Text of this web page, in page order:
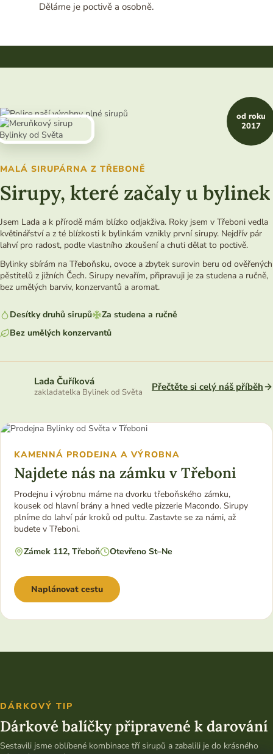
Děláme je poctivě a osobně.
MALÁ SIRUPÁRNA Z TŘEBONĚ
Sirupy, které začaly u bylinek
Jsem Lada a k přírodě mám blízko odjakživa. Roky jsem v Třeboni vedla
květinářství a z té blízkosti k bylinkám vznikly první sirupy. Nejdřív pár
lahví pro radost, podle vlastního zkoušení a chuti dělat to poctivě.
Bylinky sbírám na Třeboňsku, ovoce a zbytek surovin beru od ověřených
pěstitelů z jižních Čech. Sirupy nevařím, připravuji je za studena a ručně,
bez umělých barviv, konzervantů a aromat.
Desítky druhů sirupů
Za studena a ručně
Bez umělých konzervantů
Lada Čuříková
zakladatelka Bylinek od Světa Přečtěte si celý náš příběh
od roku
2017
KAMENNÁ PRODEJNA A VÝROBNA
Najdete nás na zámku v Třeboni
Prodejnu i výrobnu máme na dvorku třeboňského zámku,
kousek od hlavní brány a hned vedle pizzerie Macondo. Sirupy
plníme do lahví pár kroků od pultu. Zastavte se za námi, až
budete v Třeboni.
Zámek 112, Třeboň
Otevřeno St–Ne
Naplánovat cestu
DÁRKOVÝ TIP
Dárkové balíčky připravené k darování
Sestavili jsme oblíbené kombinace tří sirupů a zabalili je do krásného